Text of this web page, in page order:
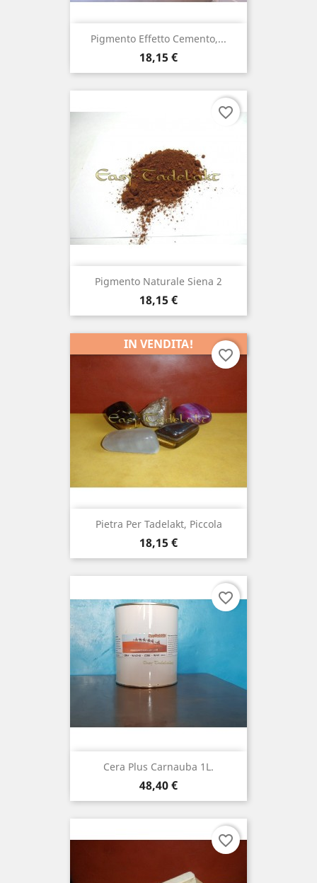
Pigmento Effetto Cemento,...
Prezzo
18,15 €
Pigmento Naturale Siena 2
Prezzo
18,15 €
favorite_border
Pietra Per Tadelakt, Piccola
Prezzo
18,15 €
IN VENDITA!
favorite_border
Cera Plus Carnauba 1L.
Prezzo
48,40 €
favorite_border
favorite_border